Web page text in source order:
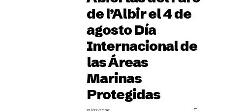
de l’Albir el 4 de
agosto Día
Internacional de
las Áreas
Marinas
Protegidas